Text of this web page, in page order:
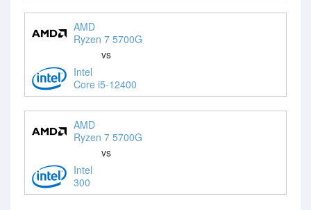
AMD
Ryzen 7 5700G
vs
Intel
Core i5-12400
AMD
Ryzen 7 5700G
vs
Intel
300